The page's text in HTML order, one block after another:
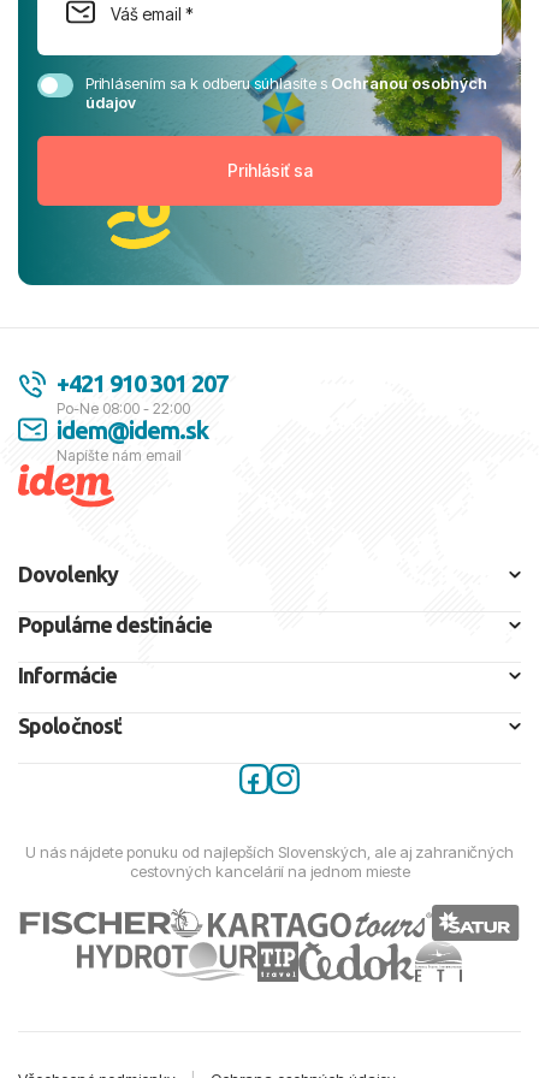
Prihlásením sa k odberu súhlasíte sOchranou osobných
údajov
+421 910 301 207
Po-Ne 08:00 - 22:00
idem@idem.sk
Napíšte nám email
Dovolenky
Populárne destinácie
Informácie
Spoločnosť
U nás nájdete ponuku od najlepších Slovenských, ale aj zahraničných
cestovných kancelárií na jednom mieste